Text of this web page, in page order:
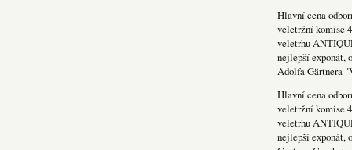
Hlavní cena
veletržní komise
veletrhu
nejlepší exponát,
Adolfa Gärtnera
Hlavní cena
veletržní komise
veletrhu
nejlepší exponát,